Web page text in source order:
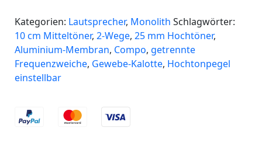
Kategorien: Lautsprecher, Monolith Schlagwörter:
10 cm Mitteltöner, 2-Wege, 25 mm Hochtöner,
Aluminium-Membran, Compo, getrennte
Frequenzweiche, Gewebe-Kalotte, Hochtonpegel
einstellbar